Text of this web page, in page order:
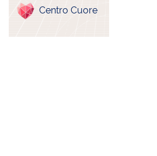
Centro Cuore